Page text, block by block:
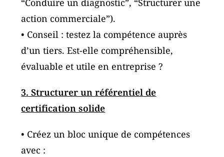
“Conduire un diagnostic”, “Structurer une
action commerciale”).
• Conseil : testez la compétence auprès
d’un tiers. Est-elle compréhensible,
évaluable et utile en entreprise ?
3. Structurer un référentiel de
certification solide
• Créez un bloc unique de compétences
avec :